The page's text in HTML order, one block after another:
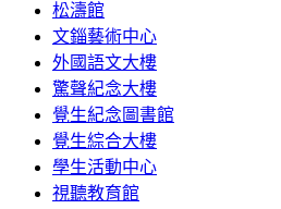
松濤館
文錙藝術中心
外國語文大樓
驚聲紀念大樓
覺生紀念圖書館
覺生綜合大樓
學生活動中心
視聽教育館